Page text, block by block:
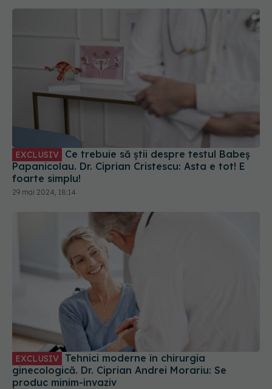
EXCLUSIV
Papanicolau. Dr. Ciprian Cristescu: Asta e tot! E
foarte simplu!
29 mai 2024, 18:14
EXCLUSIV
ginecologică. Dr. Ciprian Andrei Morariu: Se
produc minim-invaziv